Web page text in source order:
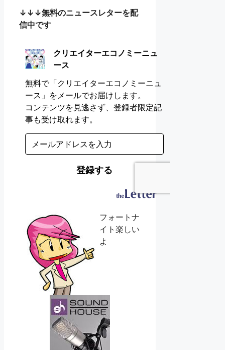
↓↓↓無料のニュースレターを配
信中です
フォートナ
イト楽しい
よ